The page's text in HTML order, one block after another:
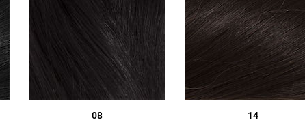
08
14